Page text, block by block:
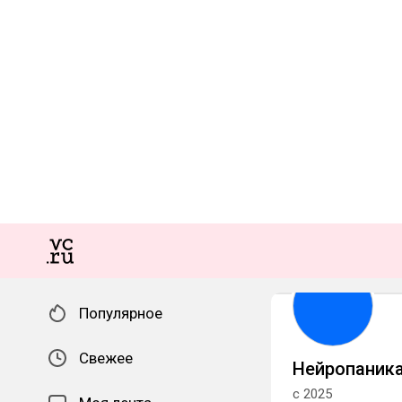
Популярное
Свежее
с 2025